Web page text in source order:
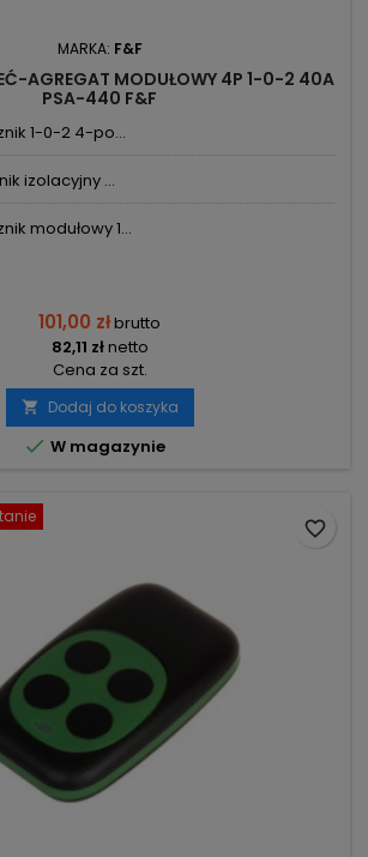
MARKA: F&F
AGREGAT MODUŁOWY 4P 1-0-2 40A
PSA-440 F&F
1-0-2 4-po...
izolacyjny ...
modułowy 1...
101,00 złbrutto
82,11 złnetto
Cena za szt.
 Dodaj do koszyka
 W magazynie
favorite_border